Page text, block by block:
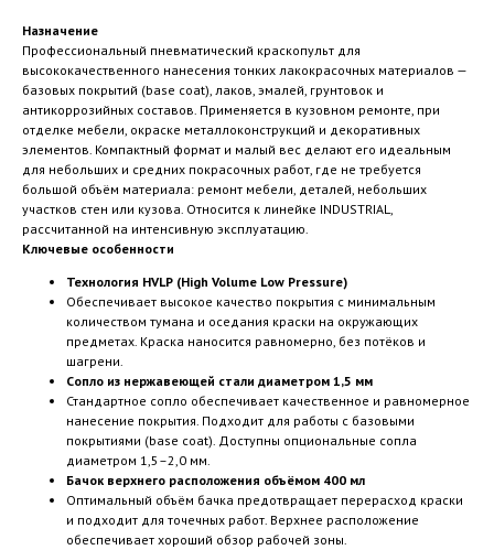
Назначение
Профессиональный пневматический краскопульт для
высококачественного нанесения тонких лакокрасочных материалов —
базовых покрытий (base coat), лаков, эмалей, грунтовок и
антикоррозийных составов. Применяется в кузовном ремонте, при
отделке мебели, окраске металлоконструкций и декоративных
элементов. Компактный формат и малый вес делают его идеальным
для небольших и средних покрасочных работ, где не требуется
большой объём материала: ремонт мебели, деталей, небольших
участков стен или кузова. Относится к линейке INDUSTRIAL,
рассчитанной на интенсивную эксплуатацию.
Ключевые особенности
Технология HVLP (High Volume Low Pressure)
Обеспечивает высокое качество покрытия с минимальным
количеством тумана и оседания краски на окружающих
предметах. Краска наносится равномерно, без потёков и
шагрени.
Сопло из нержавеющей стали диаметром 1,5 мм
Стандартное сопло обеспечивает качественное и равномерное
нанесение покрытия. Подходит для работы с базовыми
покрытиями (base coat). Доступны опциональные сопла
диаметром 1,5–2,0 мм.
Бачок верхнего расположения объёмом 400 мл
Оптимальный объём бачка предотвращает перерасход краски
и подходит для точечных работ. Верхнее расположение
обеспечивает хороший обзор рабочей зоны.